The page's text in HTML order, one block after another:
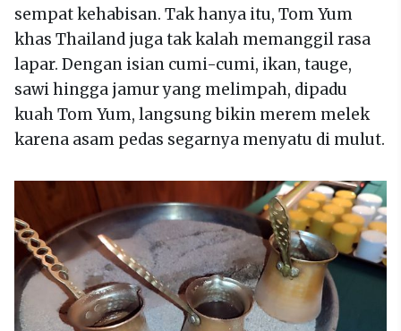
sempat kehabisan. Tak hanya itu, Tom Yum
khas Thailand juga tak kalah memanggil rasa
lapar. Dengan isian cumi-cumi, ikan, tauge,
sawi hingga jamur yang melimpah, dipadu
kuah Tom Yum, langsung bikin merem melek
karena asam pedas segarnya menyatu di mulut.